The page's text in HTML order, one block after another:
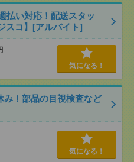
払い対応！配送スタッ
スコ】[アルバイト]
気になる！
！部品の目視検査など
気になる！